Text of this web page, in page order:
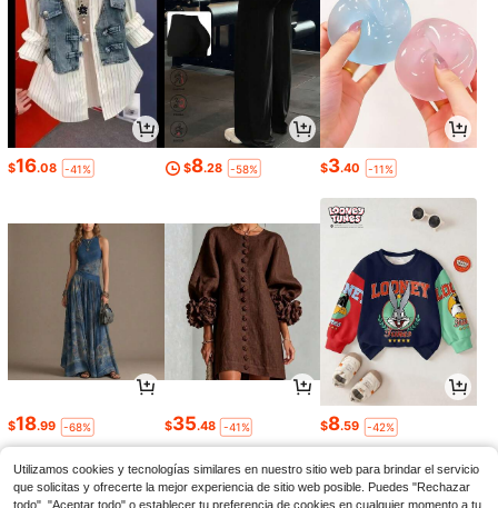
$16.08 -41% $8.28 -58% $3.40 -11%
$18.99 -68% $35.48 -41% $8.59 -42%
Utilizamos cookies y tecnologías similares en nuestro sitio web para brindar el servicio
que solicitas y ofrecerte la mejor experiencia de sitio web posible. Puedes "Rechazar
todo", "Aceptar todo" o establecer tu preferencia de cookies en cualquier momento a tu